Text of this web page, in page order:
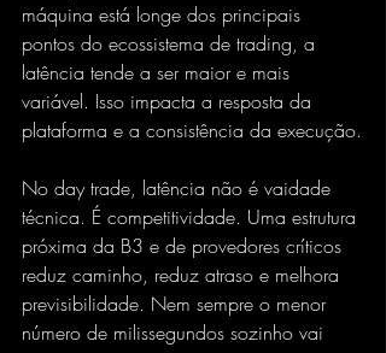
máquina está longe dos principais
pontos do ecossistema de trading, a
latência tende a ser maior e mais
variável. Isso impacta a resposta da
plataforma e a consistência da execução.
No day trade, latência não é vaidade
técnica. É competitividade. Uma estrutura
próxima da B3 e de provedores críticos
reduz caminho, reduz atraso e melhora
previsibilidade. Nem sempre o menor
número de milissegundos sozinho vai